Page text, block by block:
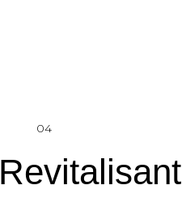
04
Revitalisant